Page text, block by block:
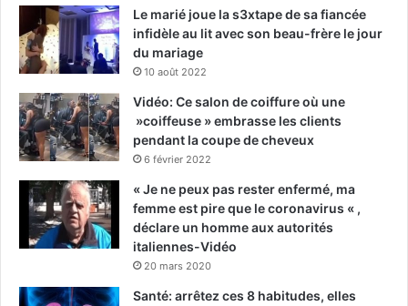
Le marié joue la s3xtape de sa fiancée
infidèle au lit avec son beau-frère le jour
du mariage
10 août 2022
Vidéo: Ce salon de coiffure où une
»coiffeuse » embrasse les clients
pendant la coupe de cheveux
6 février 2022
« Je ne peux pas rester enfermé, ma
femme est pire que le coronavirus « ,
déclare un homme aux autorités
italiennes-Vidéo
20 mars 2020
Santé: arrêtez ces 8 habitudes, elles